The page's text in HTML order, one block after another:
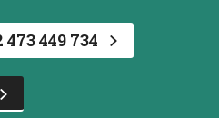
449 734